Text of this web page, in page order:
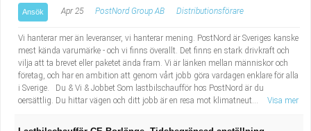
Ansök Apr 25 PostNord Group AB Distributionsförare
Vi hanterar mer än leveranser, vi hanterar mening. PostNord är Sveriges kanske
mest kända varumärke - och vi finns överallt. Det finns en stark drivkraft och
vilja att ta brevet eller paketet ända fram. Vi är länken mellan människor och
företag, och har en ambition att genom vårt jobb göra vardagen enklare för alla
i Sverige. Du & Vi & Jobbet Som lastbilschaufför hos PostNord är du
oersättlig. Du hittar vägen och ditt jobb är en resa mot klimatneut...
Visa mer